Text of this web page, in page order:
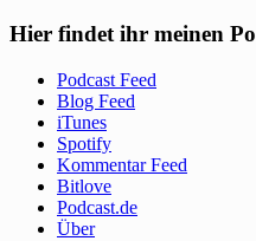
Hier findet ihr meinen
Podcast Feed
Blog Feed
iTunes
Spotify
Kommentar Feed
Bitlove
Podcast.de
Über